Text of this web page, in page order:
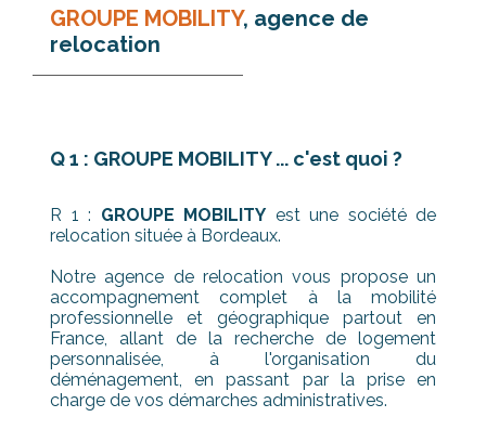
GROUPE MOBILITY, agence de
relocation
Q 1 : GROUPE MOBILITY ... c'est quoi ?
R 1 : GROUPE MOBILITY est une société de
relocation située à Bordeaux.
Notre agence de relocation vous propose un
accompagnement complet à la mobilité
professionnelle et géographique partout en
France, allant de la recherche de logement
personnalisée, à l'organisation du
déménagement, en passant par la prise en
charge de vos démarches administratives.